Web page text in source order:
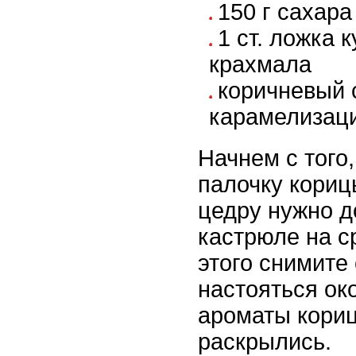
150 г сахара
1 ст. ложка
крахмала
коричневый
Начнем с
палочку
цедру нужно
кастрюле на
этого
настояться
ароматы
раскрылись.